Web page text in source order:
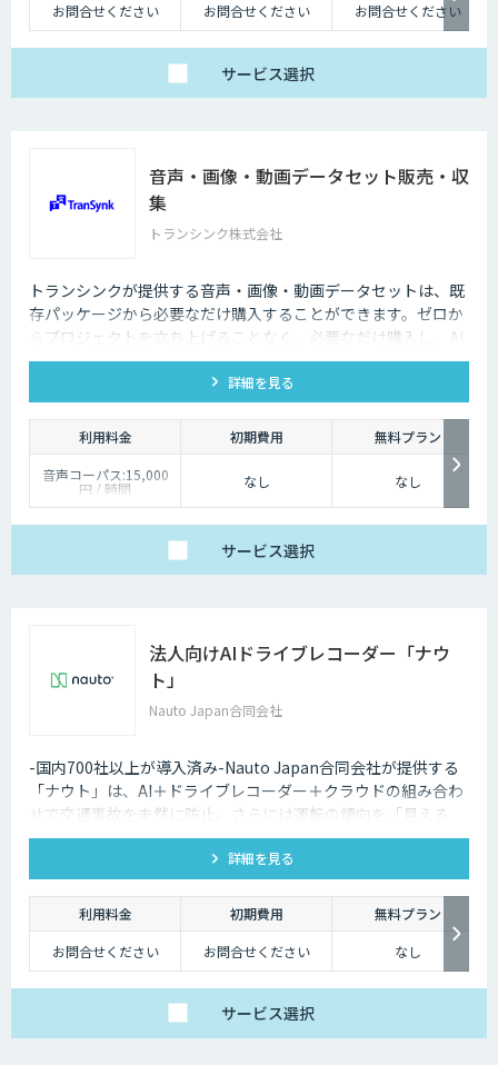
お問合せください
お問合せください お問合せください
サービス選択
音声・画像・動画データセット販売・収
集
トランシンク株式会社
トランシンクが提供する音声・画像・動画データセットは、既
存パッケージから必要なだけ購入することができます。ゼロか
らプロジェクトを立ち上げることなく、必要なだけ購入し、AI
モデルの開発ができます。
詳細を見る
利用料金 初期費用
無料プラン
音声コーパス:15,000
円 / 時間
人物写真画像収集:300
なし なし
サービス選択
法人向けAIドライブレコーダー「ナウ
ト」
Nauto Japan合同会社
-国内700社以上が導入済み-Nauto Japan合同会社が提供する
「ナウト」は、AI＋ドライブレコーダー＋クラウドの組み合わ
せで交通事故を未然に防止。さらには運転の傾向を「見える
化」し、ドライバーの安全意識向上や安全運転指導の効率化も
詳細を見る
利用料金 初期費用
無料プラン
お問合せください
お問合せください なし
サービス選択